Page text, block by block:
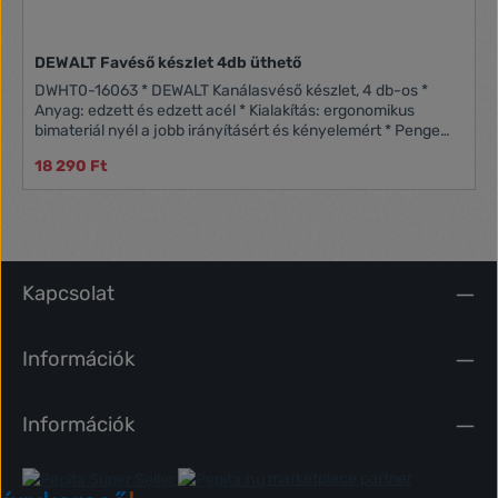
DEWALT Favéső készlet 4db üthető
DWHT0-16063 * DEWALT Kanálasvéső készlet, 4 db-os *
Anyag: edzett és edzett acél * Kialakítás: ergonomikus
bimateriál nyél a jobb irányításért és kényelemért * Penge
Használat: fa megmunkálásához és faragásához * Csomag
tartalma: 4 db kanálasvéső (6 mm, 12 mm, 18 mm, 25 mm)
18 290 Ft
Kapcsolat
Információk
Információk